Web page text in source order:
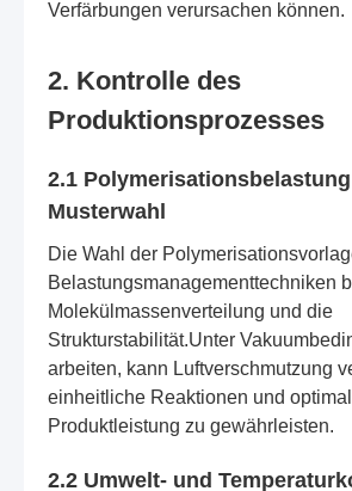
Verfärbungen verursachen können.
2. Kontrolle des
Produktionsprozesses
2.1
Musterwahl
Die Wahl der
Belastungsmanagementtechniken
Molekülmassenverteilung und die
Strukturstabilität.Unter
arbeiten, kann Luftverschmutzung
einheitliche Reaktionen und
Produktleistung zu gewährleisten.
2.2 Umwelt- und